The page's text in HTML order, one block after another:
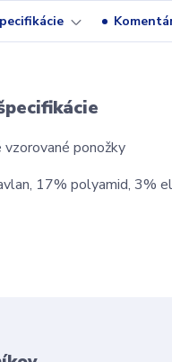
ponožky
17% polyamid, 3%